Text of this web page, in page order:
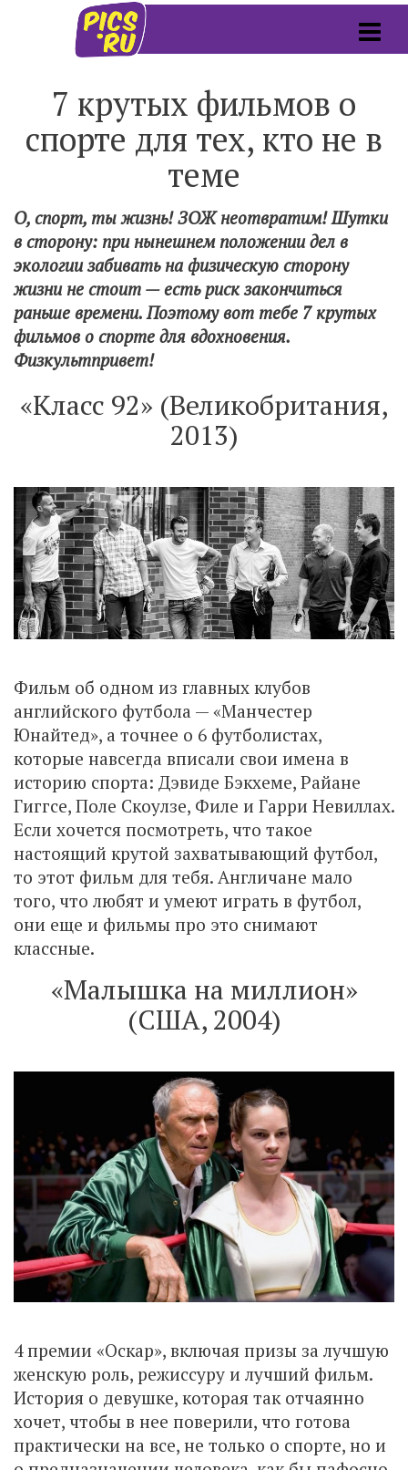
7 крутых фильмов о
спорте для тех, кто не в
теме
О, спорт, ты жизнь! ЗОЖ неотвратим! Шутки
в сторону: при нынешнем положении дел в
экологии забивать на физическую сторону
жизни не стоит — есть риск закончиться
раньше времени. Поэтому вот тебе 7 крутых
фильмов о спорте для вдохновения.
Физкультпривет!
«Класс 92» (Великобритания,
2013)
Фильм об одном из главных клубов
английского футбола — «Манчестер
Юнайтед», а точнее о 6 футболистах,
которые навсегда вписали свои имена в
историю спорта: Дэвиде Бэкхеме, Райане
Гиггсе, Поле Скоулзе, Филе и Гарри Невиллах.
Если хочется посмотреть, что такое
настоящий крутой захватывающий футбол,
то этот фильм для тебя. Англичане мало
того, что любят и умеют играть в футбол,
они еще и фильмы про это снимают
классные.
«Малышка на миллион»
(США, 2004)
4 премии «Оскар», включая призы за лучшую
женскую роль, режиссуру и лучший фильм.
История о девушке, которая так отчаянно
хочет, чтобы в нее поверили, что готова
практически на все, не только о спорте, но и